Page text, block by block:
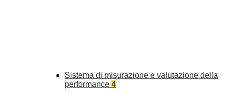
Sistema di misurazione e valutazione della
performance 4